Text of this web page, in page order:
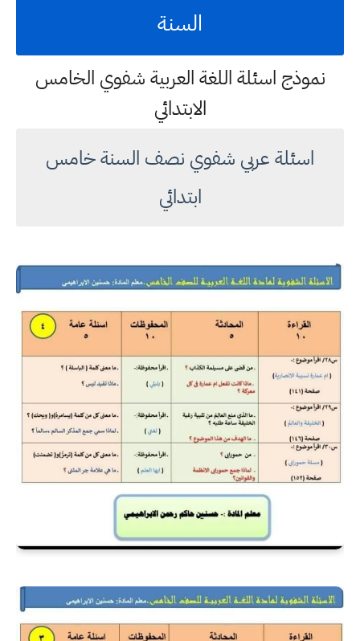
السنة
نموذج اسئلة اللغة العربية شفوي الخامس
الابتدائي
اسئلة عربي شفوي نصف السنة خامس
ابتدائي